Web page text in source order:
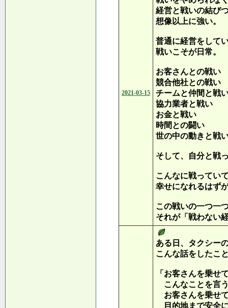
2021-03-15
経営と戦いの結び
想像以上に強い。
普通に経営をして
戦いこそが日常。
お客さんとの戦い
競合他社との戦い
チームと仲間と戦
協力業者と戦い
お金と戦い
時間との闘い
世の中の動きと戦
そして、自分と戦
こんなに戦ってい
幸せになれるはず
この戦いの一つ一
それが「戦わない
ある日、タクシー
こんな話をしたこ
「お客さんを乗せ
こんなことを言
お客さんを乗せ
目的地まで安全